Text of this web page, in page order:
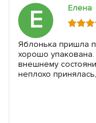
Е Елена
Яблонька пришла
хорошо
внешнему
неплохо